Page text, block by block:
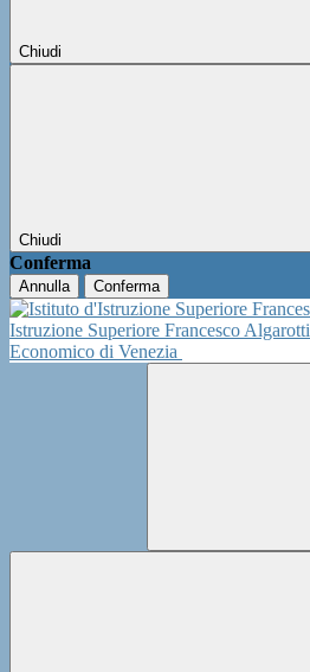
Chiudi
Chiudi
Conferma
Annulla Conferma
Istruzione Superiore Francesco Algarotti
Economico di Venezia